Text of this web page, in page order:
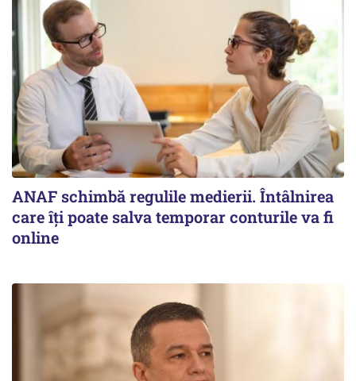
ANAF schimbă regulile medierii. Întâlnirea
care îți poate salva temporar conturile va fi
online